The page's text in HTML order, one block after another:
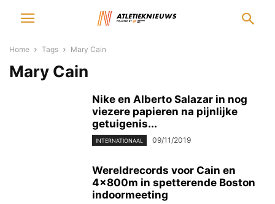
Home Tags Mary Cain
Mary Cain
Nike en Alberto Salazar in nog
viezere papieren na pijnlijke
getuigenis...
INTERNATIONAAL 09/11/2019
Wereldrecords voor Cain en
4x800m in spetterende Boston
indoormeeting